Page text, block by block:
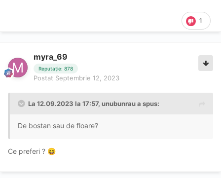
1
myra_69
Reputație: 878
Postat Septembrie 12, 2023
La 12.09.2023 la 17:57, unubunraua spus:
De bostan sau de floare?
Ce preferi ? 😆